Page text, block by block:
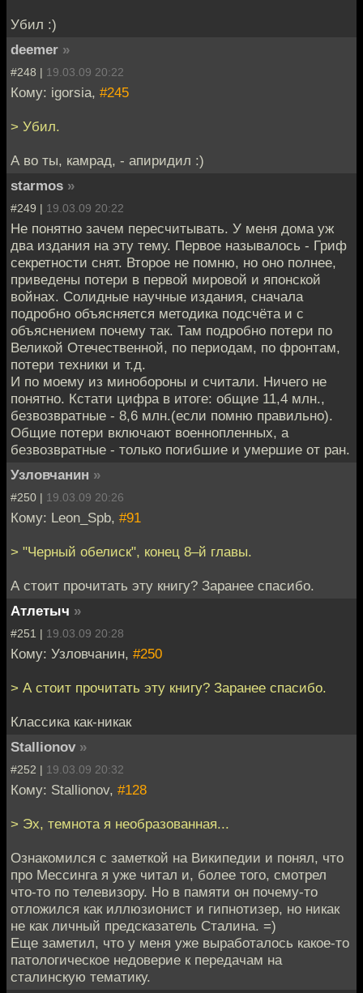
Убил :)
deemer »
#248 | 19.03.09 20:22
Кому: igorsia, #245
> Убил.
А во ты, камрад, - апиридил :)
starmos »
#249 | 19.03.09 20:22
Не понятно зачем пересчитывать. У меня дома уж
два издания на эту тему. Первое называлось - Гриф
секретности снят. Второе не помню, но оно полнее,
приведены потери в первой мировой и японской
войнах. Солидные научные издания, сначала
подробно объясняется методика подсчёта и с
объяснением почему так. Там подробно потери по
Великой Отечественной, по периодам, по фронтам,
потери техники и т.д.
И по моему из минобороны и считали. Ничего не
понятно. Кстати цифра в итоге: общие 11,4 млн.,
безвозвратные - 8,6 млн.(если помню правильно).
Общие потери включают военнопленных, а
безвозвратные - только погибшие и умершие от ран.
Узловчанин »
#250 | 19.03.09 20:26
Кому: Leon_Spb, #91
> "Черный обелиск", конец 8–й главы.
А стоит прочитать эту книгу? Заранее спасибо.
Атлетыч »
#251 | 19.03.09 20:28
Кому: Узловчанин, #250
> А стоит прочитать эту книгу? Заранее спасибо.
Классика как-никак
Stallionov »
#252 | 19.03.09 20:32
Кому: Stallionov, #128
> Эх, темнота я необразованная...
Ознакомился с заметкой на Википедии и понял, что
про Мессинга я уже читал и, более того, смотрел
что-то по телевизору. Но в памяти он почему-то
отложился как иллюзионист и гипнотизер, но никак
не как личный предсказатель Сталина. =)
Еще заметил, что у меня уже выработалось какое-то
патологическое недоверие к передачам на
сталинскую тематику.